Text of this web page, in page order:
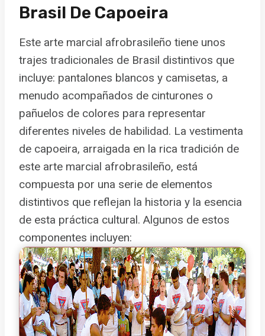
Brasil De Capoeira
Este arte marcial afrobrasileño tiene unos
trajes tradicionales de Brasil distintivos que
incluye: pantalones blancos y camisetas, a
menudo acompañados de cinturones o
pañuelos de colores para representar
diferentes niveles de habilidad. La vestimenta
de capoeira, arraigada en la rica tradición de
este arte marcial afrobrasileño, está
compuesta por una serie de elementos
distintivos que reflejan la historia y la esencia
de esta práctica cultural. Algunos de estos
componentes incluyen: